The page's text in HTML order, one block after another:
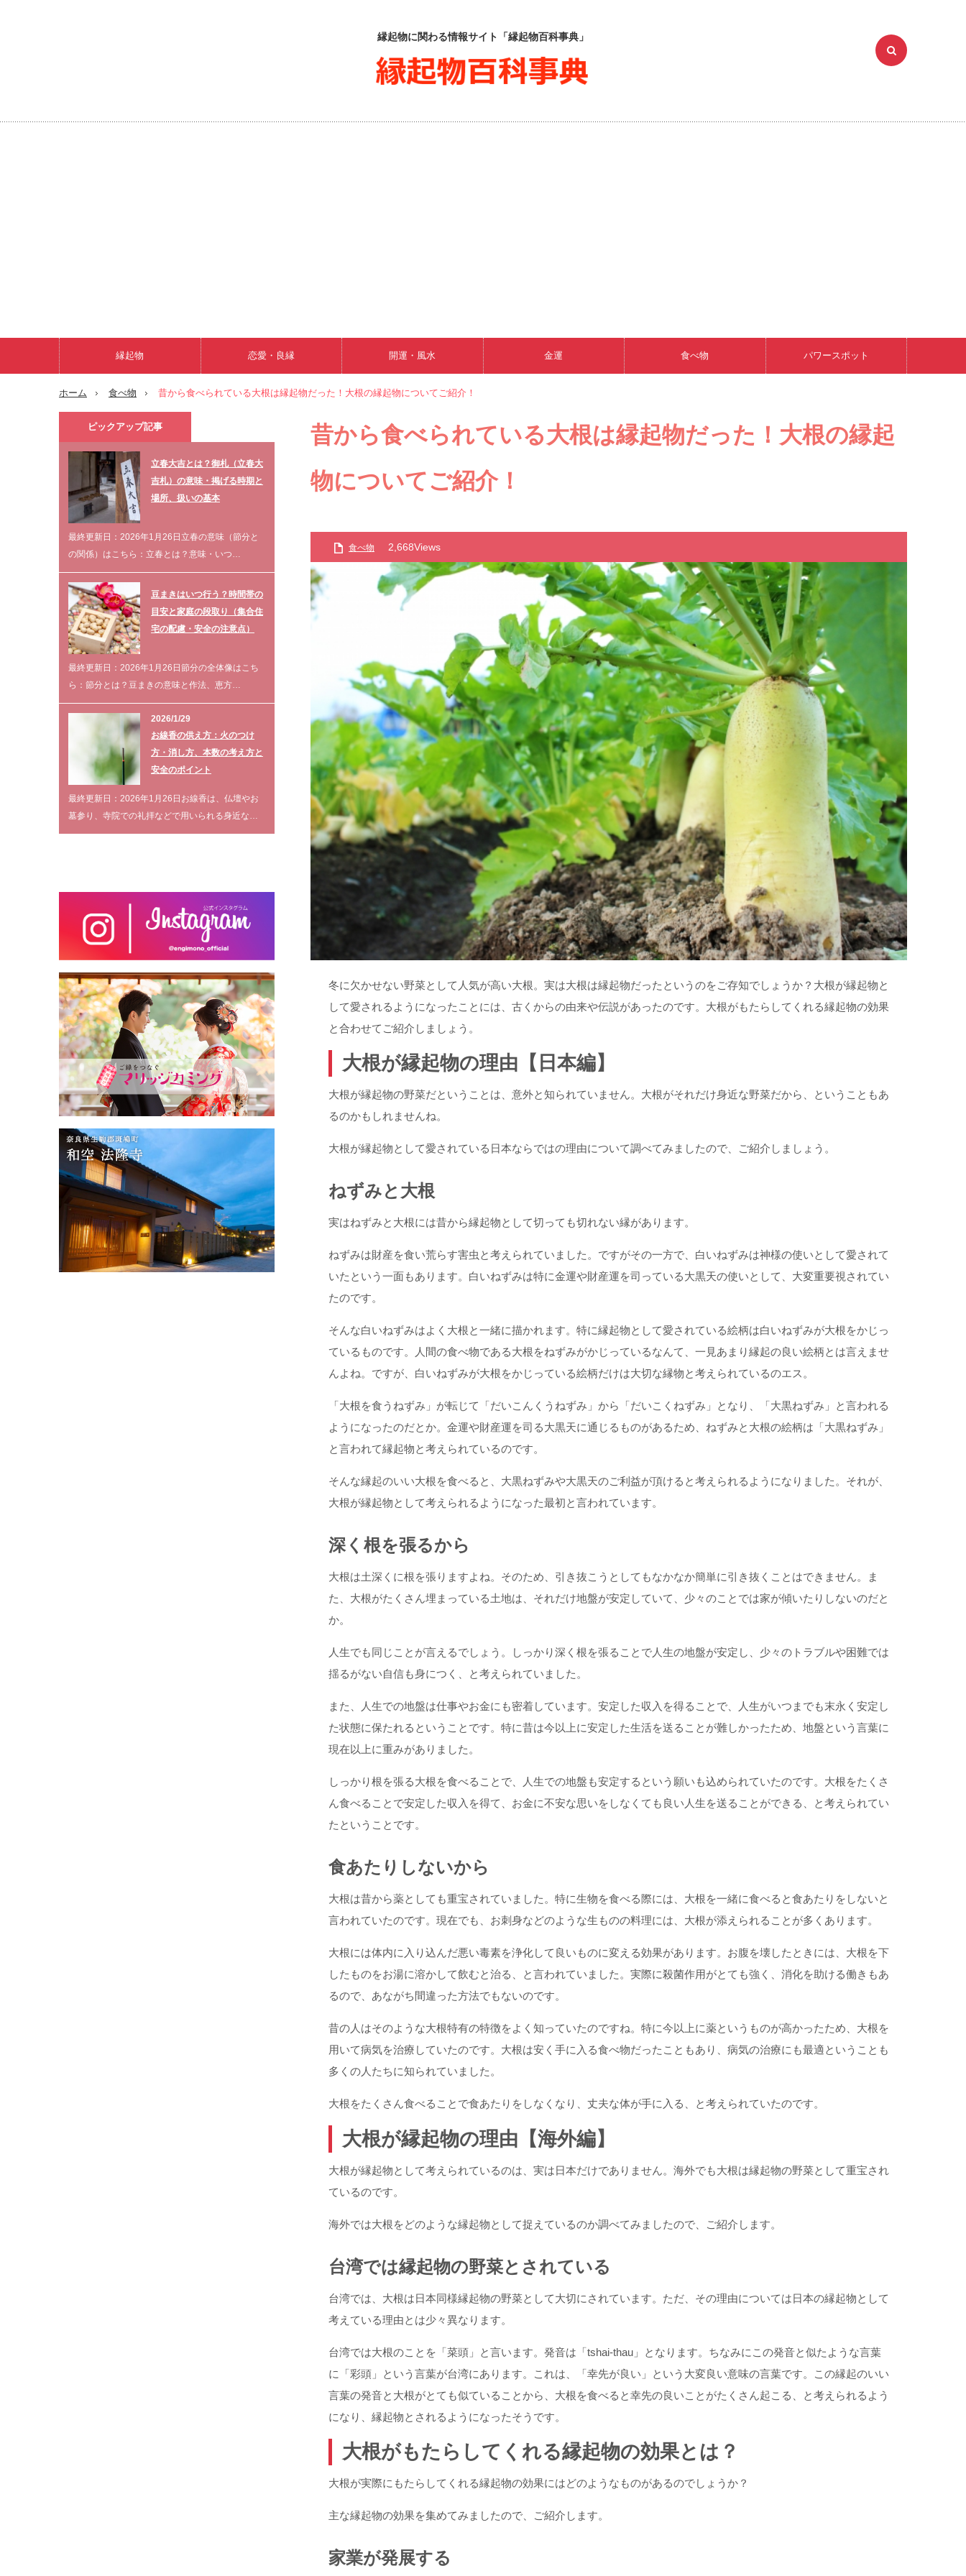
縁起物に関わる情報サイト「縁起物百科事典」
縁起物 恋愛・良縁 開運・風水 金運 食べ物 パワースポット
ホーム 食べ物 昔から食べられている大根は縁起物だった！大根の縁起物についてご紹介！
昔から食べられている大根は縁起物だった！大根の縁起
物についてご紹介！
食べ物 2,668Views
冬に欠かせない野菜として人気が高い大根。実は大根は縁起物だったというのをご存知でしょうか？大根が縁起物と
して愛されるようになったことには、古くからの由来や伝説があったのです。大根がもたらしてくれる縁起物の効果
と合わせてご紹介しましょう。
大根が縁起物の理由【日本編】
大根が縁起物の野菜だということは、意外と知られていません。大根がそれだけ身近な野菜だから、ということもあ
るのかもしれませんね。
大根が縁起物として愛されている日本ならではの理由について調べてみましたので、ご紹介しましょう。
ねずみと大根
実はねずみと大根には昔から縁起物として切っても切れない縁があります。
ねずみは財産を食い荒らす害虫と考えられていました。ですがその一方で、白いねずみは神様の使いとして愛されて
いたという一面もあります。白いねずみは特に金運や財産運を司っている大黒天の使いとして、大変重要視されてい
たのです。
そんな白いねずみはよく大根と一緒に描かれます。特に縁起物として愛されている絵柄は白いねずみが大根をかじっ
ているものです。人間の食べ物である大根をねずみがかじっているなんて、一見あまり縁起の良い絵柄とは言えませ
んよね。ですが、白いねずみが大根をかじっている絵柄だけは大切な縁物と考えられているのエス。
「大根を食うねずみ」が転じて「だいこんくうねずみ」から「だいこくねずみ」となり、「大黒ねずみ」と言われる
ようになったのだとか。金運や財産運を司る大黒天に通じるものがあるため、ねずみと大根の絵柄は「大黒ねずみ」
と言われて縁起物と考えられているのです。
そんな縁起のいい大根を食べると、大黒ねずみや大黒天のご利益が頂けると考えられるようになりました。それが、
大根が縁起物として考えられるようになった最初と言われています。
深く根を張るから
大根は土深くに根を張りますよね。そのため、引き抜こうとしてもなかなか簡単に引き抜くことはできません。ま
た、大根がたくさん埋まっている土地は、それだけ地盤が安定していて、少々のことでは家が傾いたりしないのだと
か。
人生でも同じことが言えるでしょう。しっかり深く根を張ることで人生の地盤が安定し、少々のトラブルや困難では
揺るがない自信も身につく、と考えられていました。
また、人生での地盤は仕事やお金にも密着しています。安定した収入を得ることで、人生がいつまでも末永く安定し
た状態に保たれるということです。特に昔は今以上に安定した生活を送ることが難しかったため、地盤という言葉に
現在以上に重みがありました。
しっかり根を張る大根を食べることで、人生での地盤も安定するという願いも込められていたのです。大根をたくさ
ん食べることで安定した収入を得て、お金に不安な思いをしなくても良い人生を送ることができる、と考えられてい
たということです。
食あたりしないから
大根は昔から薬としても重宝されていました。特に生物を食べる際には、大根を一緒に食べると食あたりをしないと
言われていたのです。現在でも、お刺身などのような生ものの料理には、大根が添えられることが多くあります。
大根には体内に入り込んだ悪い毒素を浄化して良いものに変える効果があります。お腹を壊したときには、大根を下
したものをお湯に溶かして飲むと治る、と言われていました。実際に殺菌作用がとても強く、消化を助ける働きもあ
るので、あながち間違った方法でもないのです。
昔の人はそのような大根特有の特徴をよく知っていたのですね。特に今以上に薬というものが高かったため、大根を
用いて病気を治療していたのです。大根は安く手に入る食べ物だったこともあり、病気の治療にも最適ということも
多くの人たちに知られていました。
大根をたくさん食べることで食あたりをしなくなり、丈夫な体が手に入る、と考えられていたのです。
大根が縁起物の理由【海外編】
大根が縁起物として考えられているのは、実は日本だけでありません。海外でも大根は縁起物の野菜として重宝され
ているのです。
海外では大根をどのような縁起物として捉えているのか調べてみましたので、ご紹介します。
台湾では縁起物の野菜とされている
台湾では、大根は日本同様縁起物の野菜として大切にされています。ただ、その理由については日本の縁起物として
考えている理由とは少々異なります。
台湾では大根のことを「菜頭」と言います。発音は「tshai-thau」となります。ちなみにこの発音と似たような言葉
に「彩頭」という言葉が台湾にあります。これは、「幸先が良い」という大変良い意味の言葉です。この縁起のいい
言葉の発音と大根がとても似ていることから、大根を食べると幸先の良いことがたくさん起こる、と考えられるよう
になり、縁起物とされるようになったそうです。
大根がもたらしてくれる縁起物の効果とは？
大根が実際にもたらしてくれる縁起物の効果にはどのようなものがあるのでしょうか？
主な縁起物の効果を集めてみましたので、ご紹介します。
家業が発展する
ピックアップ記事
立春大吉とは？御札（立春大
吉札）の意味・掲げる時期と
場所、扱いの基本
最終更新日：2026年1月26日立春の意味（節分と
の関係）はこちら：立春とは？意味・いつ…
豆まきはいつ行う？時間帯の
目安と家庭の段取り（集合住
宅の配慮・安全の注意点）
最終更新日：2026年1月26日節分の全体像はこち
ら：節分とは？豆まきの意味と作法、恵方…
2026/1/29
お線香の供え方：火のつけ
方・消し方、本数の考え方と
安全のポイント
最終更新日：2026年1月26日お線香は、仏壇やお
墓参り、寺院での礼拝などで用いられる身近な…